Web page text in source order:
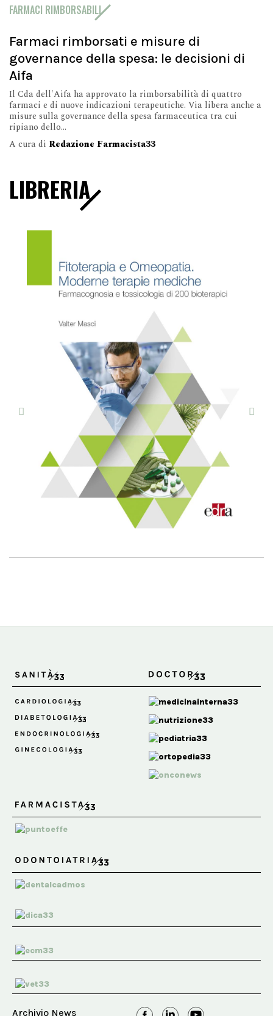
FARMACI RIMBORSABILI
Farmaci rimborsati e misure di
governance della spesa: le decisioni di
Aifa
Il Cda dell'Aifa ha approvato la rimborsabilità di quattro
farmaci e di nuove indicazioni terapeutiche. Via libera anche a
misure sulla governance della spesa farmaceutica tra cui
ripiano dello...
A cura di Redazione Farmacista33
LIBRERIA
Archivio News